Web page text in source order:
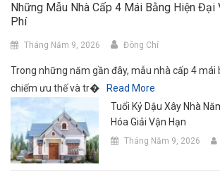
Những Mẫu Nhà Cấp 4 Mái Bằng Hiện Đại
Phí
Tháng Năm 9, 2026 Đông Chí
Trong những năm gần đây, mẫu nhà cấp 4 mái
chiếm ưu thế và tr�
Read More
Tuổi Kỷ Dậu Xây Nhà
Hóa Giải Vận Hạn
Tháng Năm 9, 2026